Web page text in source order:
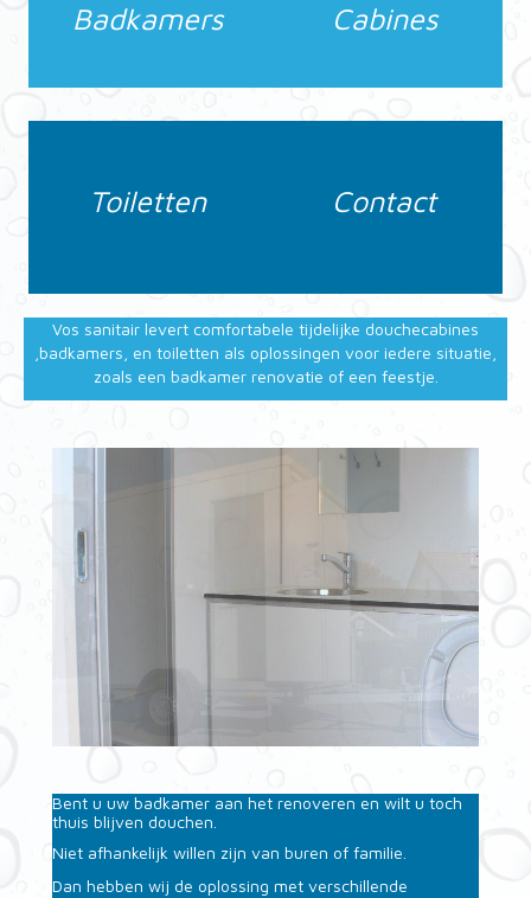
Badkamers
Toiletten
Cabines
Contact
Vos sanitair levert comfortabele tijdelijke douchecabines
,badkamers, en toiletten als oplossingen voor iedere situatie,
zoals een badkamer renovatie of een feestje.
Bent u uw badkamer aan het renoveren en wilt u toch
thuis blijven douchen.
Niet afhankelijk willen zijn van buren of familie.
Dan hebben wij de oplossing met verschillende